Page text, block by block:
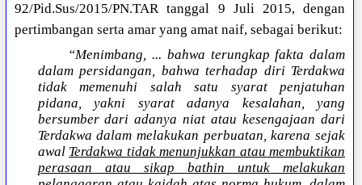
92/Pid.Sus/2015/PN.TAR tanggal 9 Juli 2015, dengan
pertimbangan serta amar yang amat naif, sebagai berikut:
“Menimbang, ... bahwa terungkap fakta dalam
dalam persidangan, bahwa terhadap diri Terdakwa
tidak memenuhi salah satu syarat penjatuhan
pidana, yakni syarat adanya kesalahan, yang
bersumber dari adanya niat atau kesengajaan dari
Terdakwa dalam melakukan perbuatan, karena sejak
awal Terdakwa tidak menunjukkan atau membuktikan
perasaan atau sikap bathin untuk melakukan